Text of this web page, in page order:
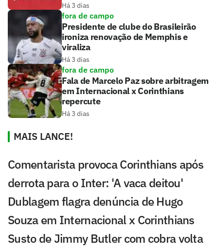
Há 3 dias
fora de campo
Presidente de clube do Brasileirão
ironiza renovação de Memphis e
viraliza
Há 3 dias
fora de campo
Fala de Marcelo Paz sobre arbitragem
em Internacional x Corinthians
repercute
Há 3 dias
MAIS LANCE!
Comentarista provoca Corinthians após
derrota para o Inter: 'A vaca deitou'
Dublagem flagra denúncia de Hugo
Souza em Internacional x Corinthians
Susto de Jimmy Butler com cobra volta